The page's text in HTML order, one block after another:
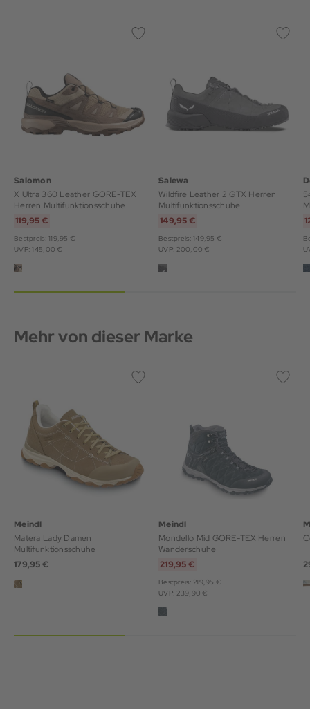
Salomon
X Ultra 360 Leather GORE-TEX
Herren Multifunktionsschuhe
119,95 €
Bestpreis: 119,95 €
UVP: 145,00 €
Salewa
Wildfire Leather 2 GTX Herren
Multifunktionsschuhe
149,95 €
Bestpreis: 149,95 €
UVP: 200,00 €
Mehr von dieser Marke
Meindl
Matera Lady Damen
Multifunktionsschuhe
179,95 €
Meindl
Mondello Mid GORE-TEX Herren
Wanderschuhe
219,95 €
Bestpreis: 219,95 €
UVP: 239,90 €